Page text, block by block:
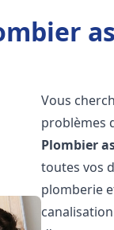
Vous
problèmes
Plombier
toutes vos
plomberie